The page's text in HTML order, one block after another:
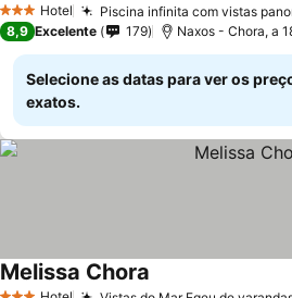
3 EstrelasHotel Piscina infinita com vistas
8,9 Excelente 179 Naxos - Chora, a
Selecione as datas para ver os
exatos.
Melissa Chora